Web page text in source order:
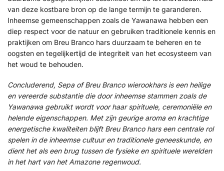
van deze kostbare bron op de lange termijn te garanderen.
Inheemse gemeenschappen zoals de Yawanawa hebben een
diep respect voor de natuur en gebruiken traditionele kennis en
praktijken om Breu Branco hars duurzaam te beheren en te
oogsten en tegelijkertijd de integriteit van het ecosysteem van
het woud te behouden.
Concluderend, Sepa of Breu Branco wierookhars is een heilige
en vereerde substantie die door inheemse stammen zoals de
Yawanawa gebruikt wordt voor haar spirituele, ceremoniële en
helende eigenschappen. Met zijn geurige aroma en krachtige
energetische kwaliteiten blijft Breu Branco hars een centrale rol
spelen in de inheemse cultuur en traditionele geneeskunde, en
dient het als een brug tussen de fysieke en spirituele werelden
in het hart van het Amazone regenwoud.